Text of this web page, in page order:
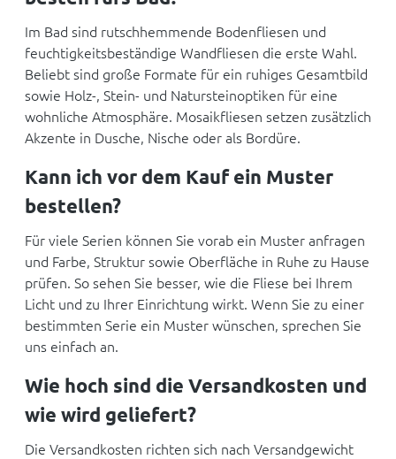
Im Bad sind rutschhemmende Bodenfliesen und
feuchtigkeitsbeständige Wandfliesen die erste Wahl.
Beliebt sind große Formate für ein ruhiges Gesamtbild
sowie Holz-, Stein- und Natursteinoptiken für eine
wohnliche Atmosphäre. Mosaikfliesen setzen zusätzlich
Akzente in Dusche, Nische oder als Bordüre.
Kann ich vor dem Kauf ein Muster
bestellen?
Für viele Serien können Sie vorab ein Muster anfragen
und Farbe, Struktur sowie Oberfläche in Ruhe zu Hause
prüfen. So sehen Sie besser, wie die Fliese bei Ihrem
Licht und zu Ihrer Einrichtung wirkt. Wenn Sie zu einer
bestimmten Serie ein Muster wünschen, sprechen Sie
uns einfach an.
Wie hoch sind die Versandkosten und
wie wird geliefert?
Die Versandkosten richten sich nach Versandgewicht